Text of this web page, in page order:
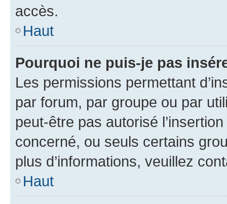
accès.
Haut
Pourquoi ne puis-je pas
Les permissions permettant
par forum, par groupe ou par
peut-être pas autorisé
concerné, ou seuls certains
plus d’informations, veuillez
Haut